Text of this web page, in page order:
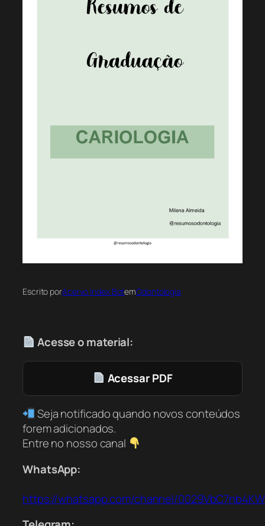
Escrito porAcervo Index BotemOdontologia
Acesse o material:
Acessar PDF
Seja notificado quando novos conteúdos
forem adicionados.
Entre no nosso canal
WhatsApp:
https://whatsapp.com/channel/